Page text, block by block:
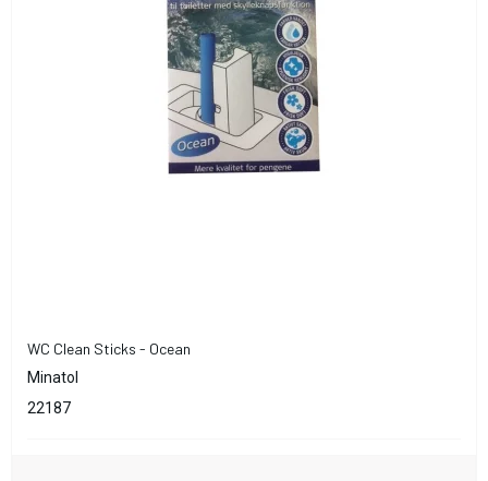
WC Clean Sticks - Ocean
Minatol
22187